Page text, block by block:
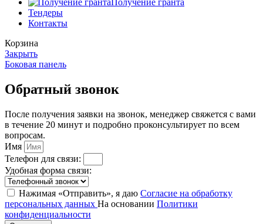
Получение гранта
Тендеры
Контакты
Корзина
Закрыть
Боковая панель
Обратный звонок
После получения заявки на звонок, менеджер свяжется с вами
в течение 20 минут и подробно проконсультирует по всем
вопросам.
Имя
Телефон для связи:
Удобная форма связи:
Нажимая «Отправить», я даю Согласие на обработку
персональных данных На основании Политики
конфиденциальности